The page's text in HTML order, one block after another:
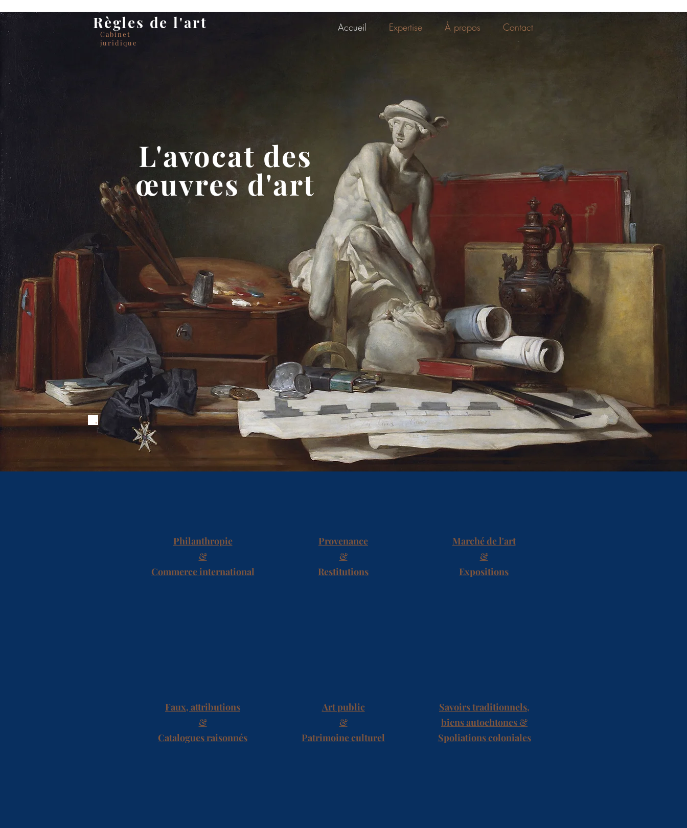
Règles de l'art
Cabinet
juridique
Accueil Expertise À propos Contact
L'avocat des
œuvres d'art
Philanthropie
&
Commerce international
Provenance
&
Restitutions
Marché de l'art
&
Expositions
Faux, attributions
&
Catalogues raisonnés
Art public
&
Patrimoine culturel
Savoirs traditionnels,
biens autochtones &
Spoliations coloniales